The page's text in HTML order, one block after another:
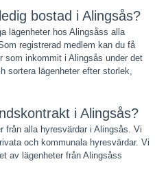
bostad i Alingsås?
lägenheter hos Alingsåss alla
registrerad medlem kan du få
som inkommit i Alingsås under det
sortera lägenheter efter storlek,
i Alingsås?
från alla hyresvärdar i Alingsås. Vi
och kommunala hyresvärdar. Vi
av lägenheter från Alingsåss